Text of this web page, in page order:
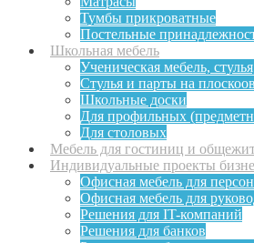
Тумбы прикроватные
Постельные
Школьная мебель
Ученическая мебель,
Стулья и парты на
Школьные доски
Для профильных
Для столовых
Мебель для гостиниц и
Индивидуальные проекты
Офисная мебель для
Офисная мебель для
Решения для IT-компаний
Решения для банков